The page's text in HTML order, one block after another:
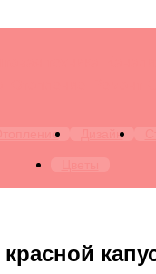
Отопление Дизайн